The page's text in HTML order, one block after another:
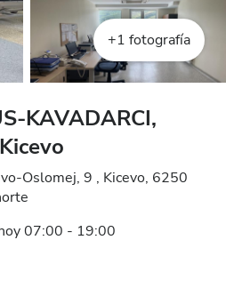
+1 fotografía
KAVADARCI,
Oslomej, 9 , Kicevo, 6250
07:00 - 19:00